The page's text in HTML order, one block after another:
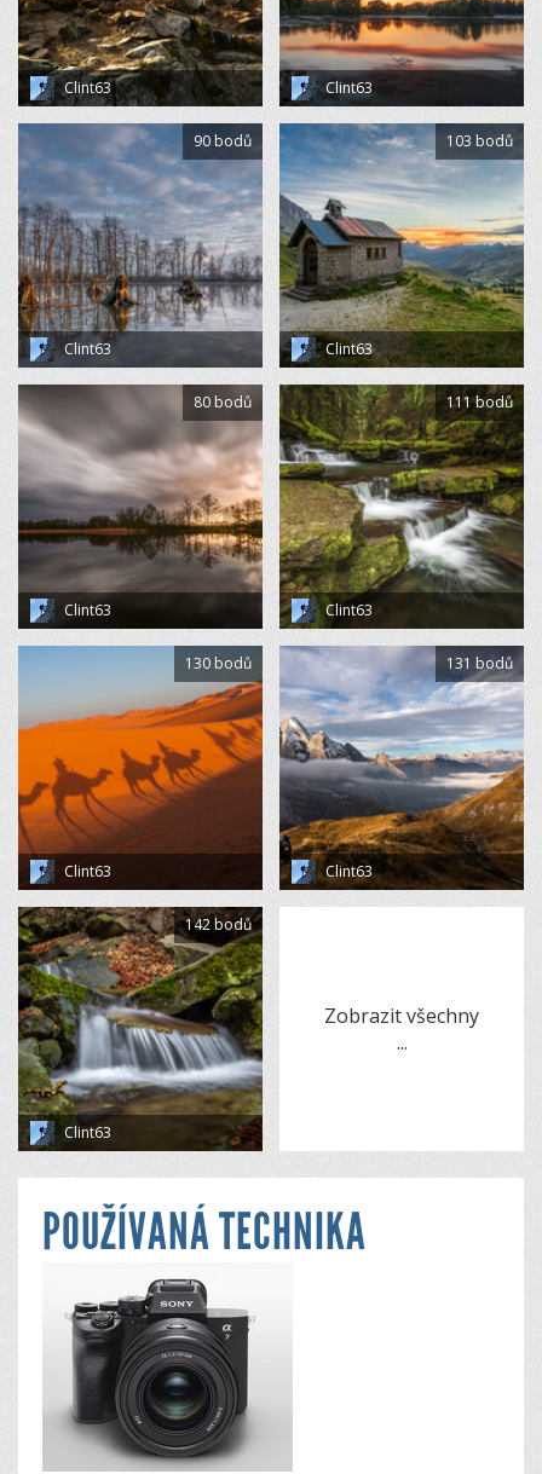
Clint63 Clint63
Clint63
90 bodů
Clint63
103 bodů
Clint63
80 bodů
Clint63
111 bodů
Clint63
130 bodů
Clint63
131 bodů
Clint63
142 bodů
Zobrazit všechny
...
POUŽÍVANÁ TECHNIKA